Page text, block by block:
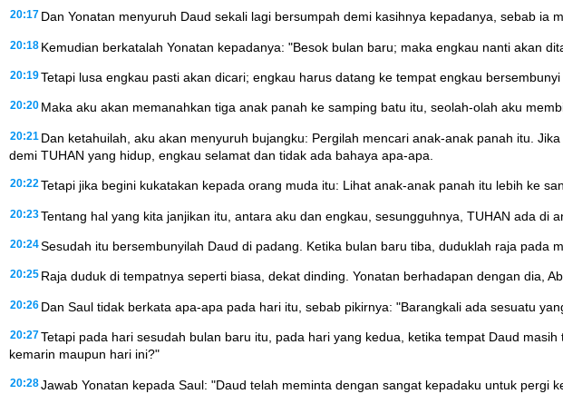
20:17 Dan Yonatan menyuruh Daud sekali lagi bersumpah demi kasihnya kepadanya, sebab ia
20:18 Kemudian berkatalah Yonatan kepadanya: "Besok bulan baru; maka engkau nanti akan
20:19Tetapi lusa engkau pasti akan dicari; engkau harus datang ke tempat engkau
20:20 Maka aku akan memanahkan tiga anak panah ke samping batu itu, seolah-olah aku
20:21 Dan ketahuilah, aku akan menyuruh bujangku: Pergilah mencari anak-anak panah itu.
demi TUHAN yang hidup, engkau selamat dan tidak ada bahaya apa-apa.
20:22 Tetapi jika begini kukatakan kepada orang muda itu: Lihat anak-anak panah itu lebih ke
20:23Tentang hal yang kita janjikan itu, antara aku dan engkau, sesungguhnya, TUHAN ada di
20:24Sesudah itu bersembunyilah Daud di padang. Ketika bulan baru tiba, duduklah raja pada
20:25 Raja duduk di tempatnya seperti biasa, dekat dinding. Yonatan berhadapan dengan dia,
20:26 Dan Saul tidak berkata apa-apa pada hari itu, sebab pikirnya: "Barangkali ada sesuatu
20:27 Tetapi pada hari sesudah bulan baru itu, pada hari yang kedua, ketika tempat Daud
kemarin maupun hari ini?"
20:28Jawab Yonatan kepada Saul: "Daud telah meminta dengan sangat kepadaku untuk pergi